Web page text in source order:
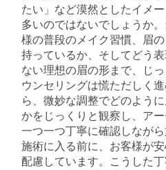
たい」など漠然としたイメ
多いのではないでしょうか
様の普段のメイク習慣、眉
持っているか、そしてどう
ない理想の眉の形まで、じ
ウンセリングは慌ただしく
ら、微妙な調整でどのよう
かをじっくりと観察し、ア
一つ一つ丁寧に確認しなが
施術に入る前に、お客様が
配慮しています。こうした